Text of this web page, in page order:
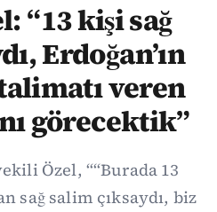
“13 kişi sağ
Erdoğan’ın
veren
görecektik”
Özel, ““Burada 13
sağ salim çıksaydı, biz